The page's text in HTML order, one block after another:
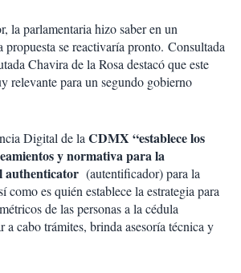
la parlamentaria hizo saber en un
propuesta se reactivaría pronto. Consultada
Chavira de la Rosa destacó que este
relevante para un segundo gobierno
Digital de laCDMX “establece los
y normativa para la
authenticator (autentificador) para la
como es quién establece la estrategia para
de las personas a la cédula
a cabo trámites, brinda asesoría técnica y